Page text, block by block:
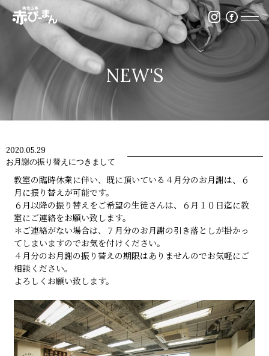
イベント・出張陶芸・体験陶芸は福岡市の陶芸教室赤
NEW'S
2020.05.29
お月謝の振り替えにつきまして
教室の臨時休業に伴い、既に頂いている４月分のお月謝は、６
月に振り替えが可能です。
６月以降の振り替えをご希望の生徒さんは、６月１０日迄に教
室にご連絡をお願い致します。
＊ご連絡がない場合は、７月分のお月謝の引き落としが掛かっ
てしまいますのでお気を付けください。
４月分のお月謝の振り替えの期限はありませんのでお気軽にご
相談ください。
よろしくお願い致します。